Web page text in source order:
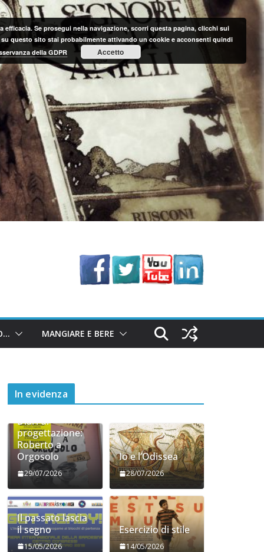
MANGIARE E BERE
In evidenza
Diari di
progettazione:
Roberto a
Orgosolo
29/07/2026
Io e l’Odissea
28/07/2026
Il passato lascia
il segno
15/05/2026
Esercizio di stile
14/05/2026
Se prosegui nella navigazione, scorri questa pagina, clicchi sui
questo sito stai probabilmente attivando un cookie e acconsenti quindi
della GDPR Accetto